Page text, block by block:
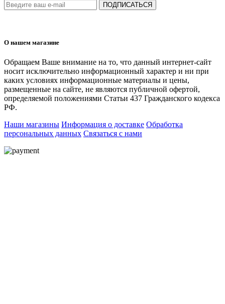
ПОДПИСАТЬСЯ
О нашем магазине
Обращаем Ваше внимание на то, что данный интернет-сайт
носит исключительно информационный характер и ни при
каких условиях информационные материалы и цены,
размещенные на сайте, не являются публичной офертой,
определяемой положениями Статьи 437 Гражданского кодекса
РФ.
Наши магазины Информация о доставке Обработка
персональных данных Связаться с нами